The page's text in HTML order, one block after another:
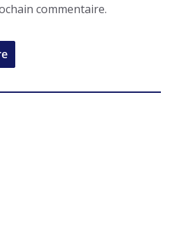
commentaire.